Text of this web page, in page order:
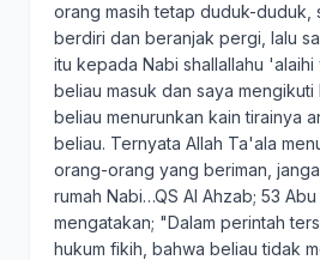
orang masih tetap duduk-duduk,
berdiri dan beranjak pergi, lalu
itu kepada Nabi shallallahu 'alaihi
beliau masuk dan saya mengikuti
beliau menurunkan kain tirainya
beliau. Ternyata Allah Ta'ala
orang-orang yang beriman,
rumah Nabi…QS Al Ahzab; 53
mengatakan; "Dalam perintah
hukum fikih, bahwa beliau tidak